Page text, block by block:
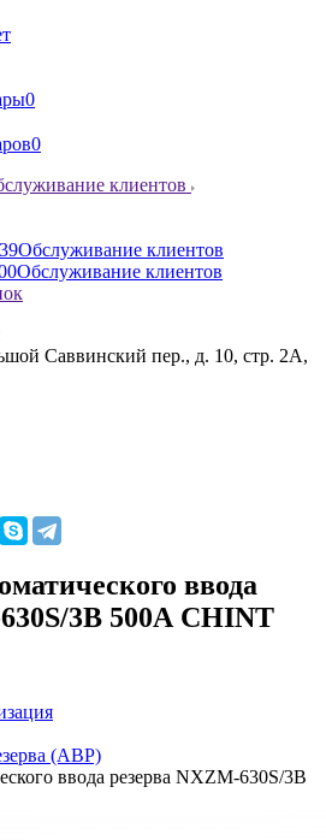
0
0
клиентов
Обслуживание клиентов
Обслуживание клиентов
Саввинский пер., д. 10, стр. 2А,
ввода
3B 500А CHINT
(АВР)
ввода резерва NXZM-630S/3B